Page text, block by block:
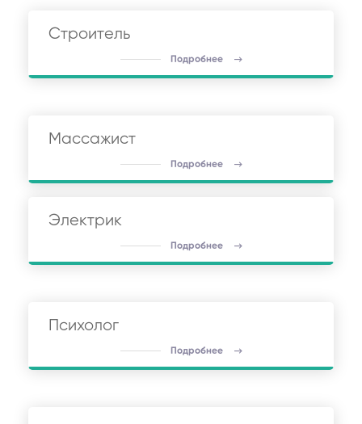
Строитель
Подробнее
Массажист
Подробнее
Электрик
Подробнее
Психолог
Подробнее